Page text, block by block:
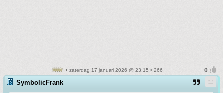
• zaterdag 17 januari 2026 @ 23:15 • 266
SymbolicFrank